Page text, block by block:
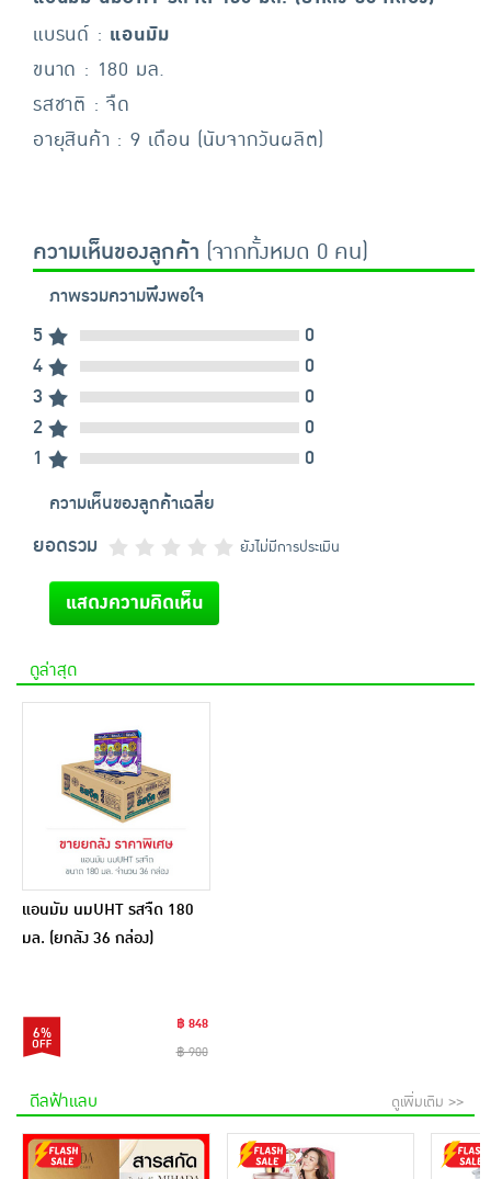
แบรนด์ : แอนมัม
ขนาด : 180 มล.
รสชาติ : จืด
อายุสินค้า : 9 เดือน (นับจากวันผลิต)
ความเห็นของลูกค้า (จากทั้งหมด 0 คน)
ภาพรวมความพึงพอใจ
5
0
4
0
3
0
2
0
1
0
ความเห็นของลูกค้าเฉลี่ย
ยอดรวม ยังไม่มีการประเมิน
แสดงความคิดเห็น
ดูล่าสุด
แอนมัม นมUHT รสจืด 180
มล. (ยกลัง 36 กล่อง)
6%
฿ 848
฿ 900
ดีลฟ้าแลบ ดูเพิ่มเติม >>